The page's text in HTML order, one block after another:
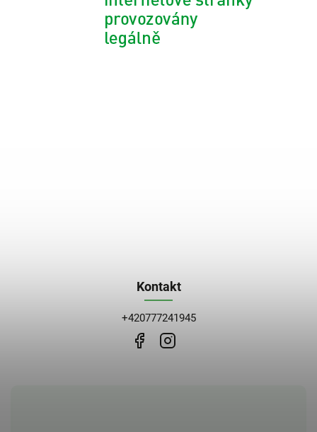
Kontakt
+420777241945